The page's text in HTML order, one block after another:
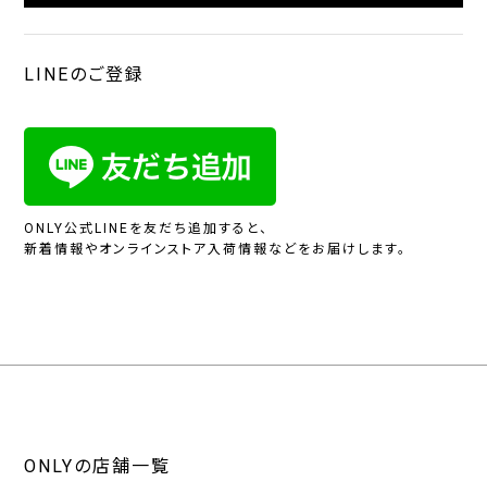
LINEのご登録
ONLY公式LINEを友だち追加すると、
新着情報やオンラインストア入荷情報などをお届けします。
ONLYの店舗一覧